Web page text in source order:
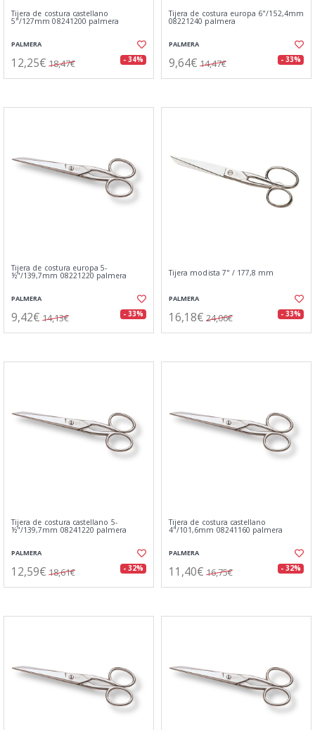
Tijera de costura castellano
5"/127mm 08241200 palmera
PALMERA
12,25€ 18,47€ - 34%
Tijera de costura europa 6"/152,4mm
08221240 palmera
PALMERA
9,64€ 14,47€ - 33%
Tijera de costura europa 5-
½"/139,7mm 08221220 palmera
PALMERA
9,42€ 14,13€ - 33%
Tijera modista 7" / 177,8 mm
PALMERA
16,18€ 24,06€ - 33%
Tijera de costura castellano 5-
½"/139,7mm 08241220 palmera
PALMERA
12,59€ 18,61€ - 32%
Tijera de costura castellano
4"/101,6mm 08241160 palmera
PALMERA
11,40€ 16,75€ - 32%